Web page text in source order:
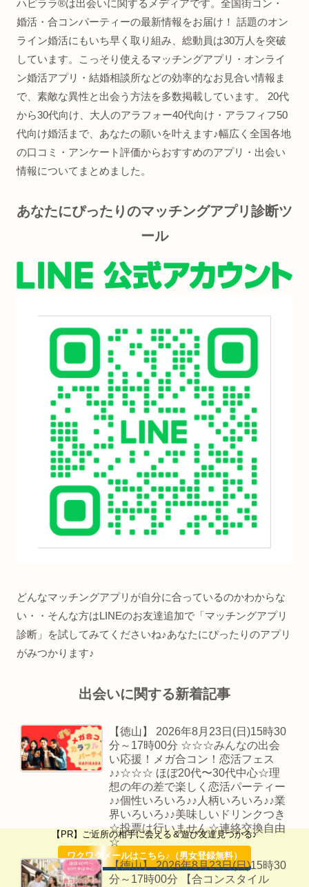
【PR】ご近所の相手に会える＆遊び友達見つかる♪
ワクワクメールはこちら♪（男女登録無料）
ハピララ®は出会いに関するメディアです。全国街コン・
婚活・合コンパーティーの最新情報をお届け！ 話題のオン
ライン婚活にもいち早く取り組み、総動員は30万人を突破
しています。こっそり使えるマッチングアプリ・オンライ
ン婚活アプリ・結婚相談所などの効率的なお見合い情報ま
で、素敵な異性と出会う方法を多数掲載しています。 20代
から30代向け、大人のアラフォー40代向け・アラフィフ50
代向け婚活まで、あなたの願いを叶えます♪幅広く全国各地
の口コミ・アンケート評価からおすすめのアプリ・出会い
情報についてまとめました。
あなたにぴったりのマッチングアプリ診断ツ
ール
どんなマッチングアプリが自分に合っているのかわからな
い・・そんな方はLINEのお友達追加で「マッチングアプリ
がみつかります♪
出会いに関する新着記事
【徳山】 2026年8月23日(日)15時30
分～17時00分 ☆☆☆みんなの出会
い応援！メガ合コン！恋活フェス
♪♪☆☆☆ ほぼ20代〜30代中心☆理
想の年の差で楽しく恋活パーティー
♪♪個性いろいろ♪♪人柄いろいろ♪♪業
界いろいろ♪♪美味しいドリンクつき
☆投票は行いません☆連絡交換自由
☆